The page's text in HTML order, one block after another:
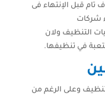
قبل الإنتهاء فى
شركات
التنظيف ولان
في تنظيفها.
وعلى الرغم من